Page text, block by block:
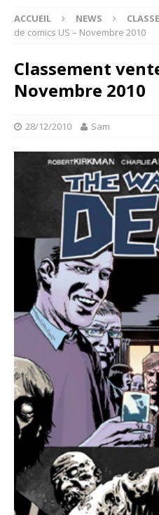
ACCUEIL NEWS
de comics US – Novembre 2010
Classement
Novembre 2010
28/12/2010 Sam